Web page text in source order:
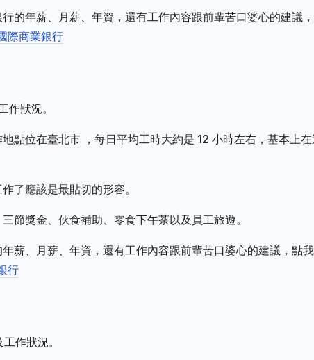
的年薪、月薪、年資，還有工作內容跟前輩苦口婆心的建議
際商業銀行
作狀況。
點位在臺北市 ，每日平均工時大約是 12 小時左右，基本上在
了應該是最貼切的形容。
節獎金、伙食補助、零食下午茶以及員工旅遊。
薪、月薪、年資，還有工作內容跟前輩苦口婆心的建議，點
行
作狀況。